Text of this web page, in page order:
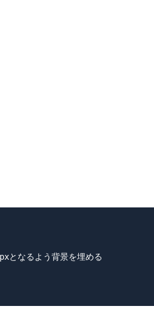
なるよう背景を埋める